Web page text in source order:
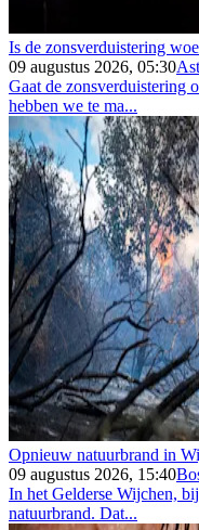
Is de zonsverduistering
09 augustus 2026, 05:30
Gaat de zonsverduistering
hebben we te ma...
Opnieuw natuurbrand in
09 augustus 2026, 15:40
In het Gelderse Wijchen,
natuurbrand. Dat...